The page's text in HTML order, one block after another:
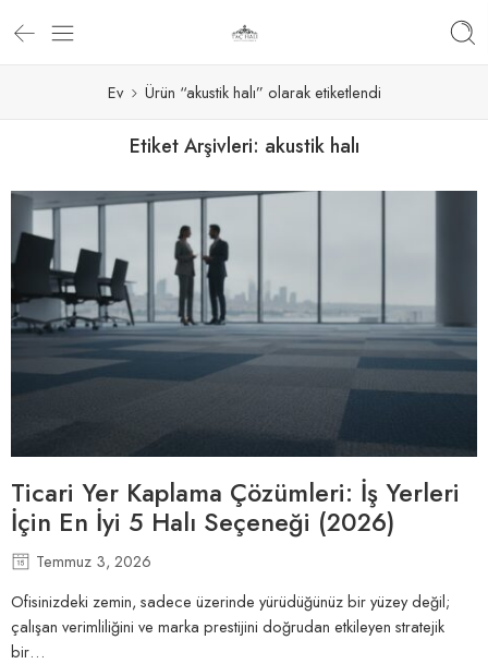
Ev Ürün “akustik halı” olarak etiketlendi
Etiket Arşivleri: akustik halı
Ticari Yer Kaplama Çözümleri: İş Yerleri
İçin En İyi 5 Halı Seçeneği (2026)
Temmuz 3, 2026
Ofisinizdeki zemin, sadece üzerinde yürüdüğünüz bir yüzey değil;
çalışan verimliliğini ve marka prestijini doğrudan etkileyen stratejik
bir…